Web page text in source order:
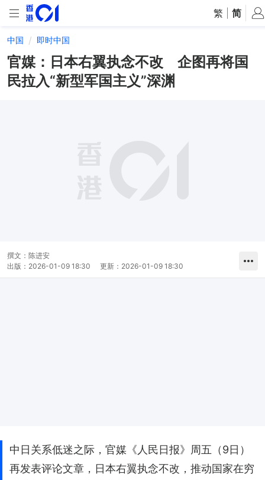
繁 简
中国 即时中国
官媒：日本右翼执念不改 企图再将国
民拉入“新型军国主义”深渊
撰文： 陈进安
出版： 2026-01-09 18:30 更新： 2026-01-09 18:30
中日关系低迷之际，官媒《人民日报》周五（9日）
再发表评论文章，日本右翼执念不改，推动国家在穷